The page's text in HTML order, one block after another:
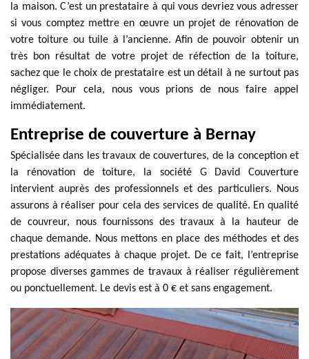
la maison. C’est un prestataire à qui vous devriez vous adresser
si vous comptez mettre en œuvre un projet de rénovation de
votre toiture ou tuile à l’ancienne. Afin de pouvoir obtenir un
très bon résultat de votre projet de réfection de la toiture,
sachez que le choix de prestataire est un détail à ne surtout pas
négliger. Pour cela, nous vous prions de nous faire appel
immédiatement.
Entreprise de couverture à Bernay
Spécialisée dans les travaux de couvertures, de la conception et
la rénovation de toiture, la société G David Couverture
intervient auprès des professionnels et des particuliers. Nous
assurons à réaliser pour cela des services de qualité. En qualité
de couvreur, nous fournissons des travaux à la hauteur de
chaque demande. Nous mettons en place des méthodes et des
prestations adéquates à chaque projet. De ce fait, l’entreprise
propose diverses gammes de travaux à réaliser régulièrement
ou ponctuellement. Le devis est à 0 € et sans engagement.